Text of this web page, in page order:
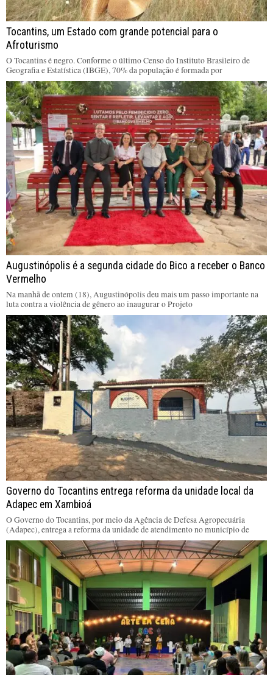
Tocantins, um Estado com grande potencial para o
Afroturismo
O Tocantins é negro. Conforme o último Censo do Instituto Brasileiro de
Geografia e Estatística (IBGE), 70% da população é formada por
Augustinópolis é a segunda cidade do Bico a receber o Banco
Vermelho
Na manhã de ontem (18), Augustinópolis deu mais um passo importante na
luta contra a violência de gênero ao inaugurar o Projeto
Governo do Tocantins entrega reforma da unidade local da
Adapec em Xambioá
O Governo do Tocantins, por meio da Agência de Defesa Agropecuária
(Adapec), entrega a reforma da unidade de atendimento no município de